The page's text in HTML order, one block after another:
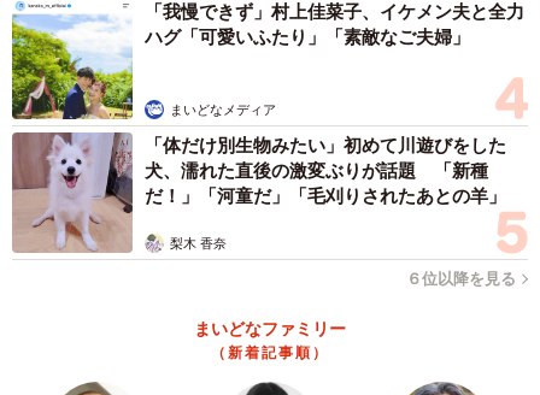
「我慢できず」村上佳菜子、イケメン夫と全力
ハグ「可愛いふたり」「素敵なご夫婦」
まいどなメディア
「体だけ別生物みたい」初めて川遊びをした
犬、濡れた直後の激変ぶりが話題 「新種
だ！」「河童だ」「毛刈りされたあとの羊」
梨木 香奈
６位以降を見る
まいどなファミリー
（新着記事順）